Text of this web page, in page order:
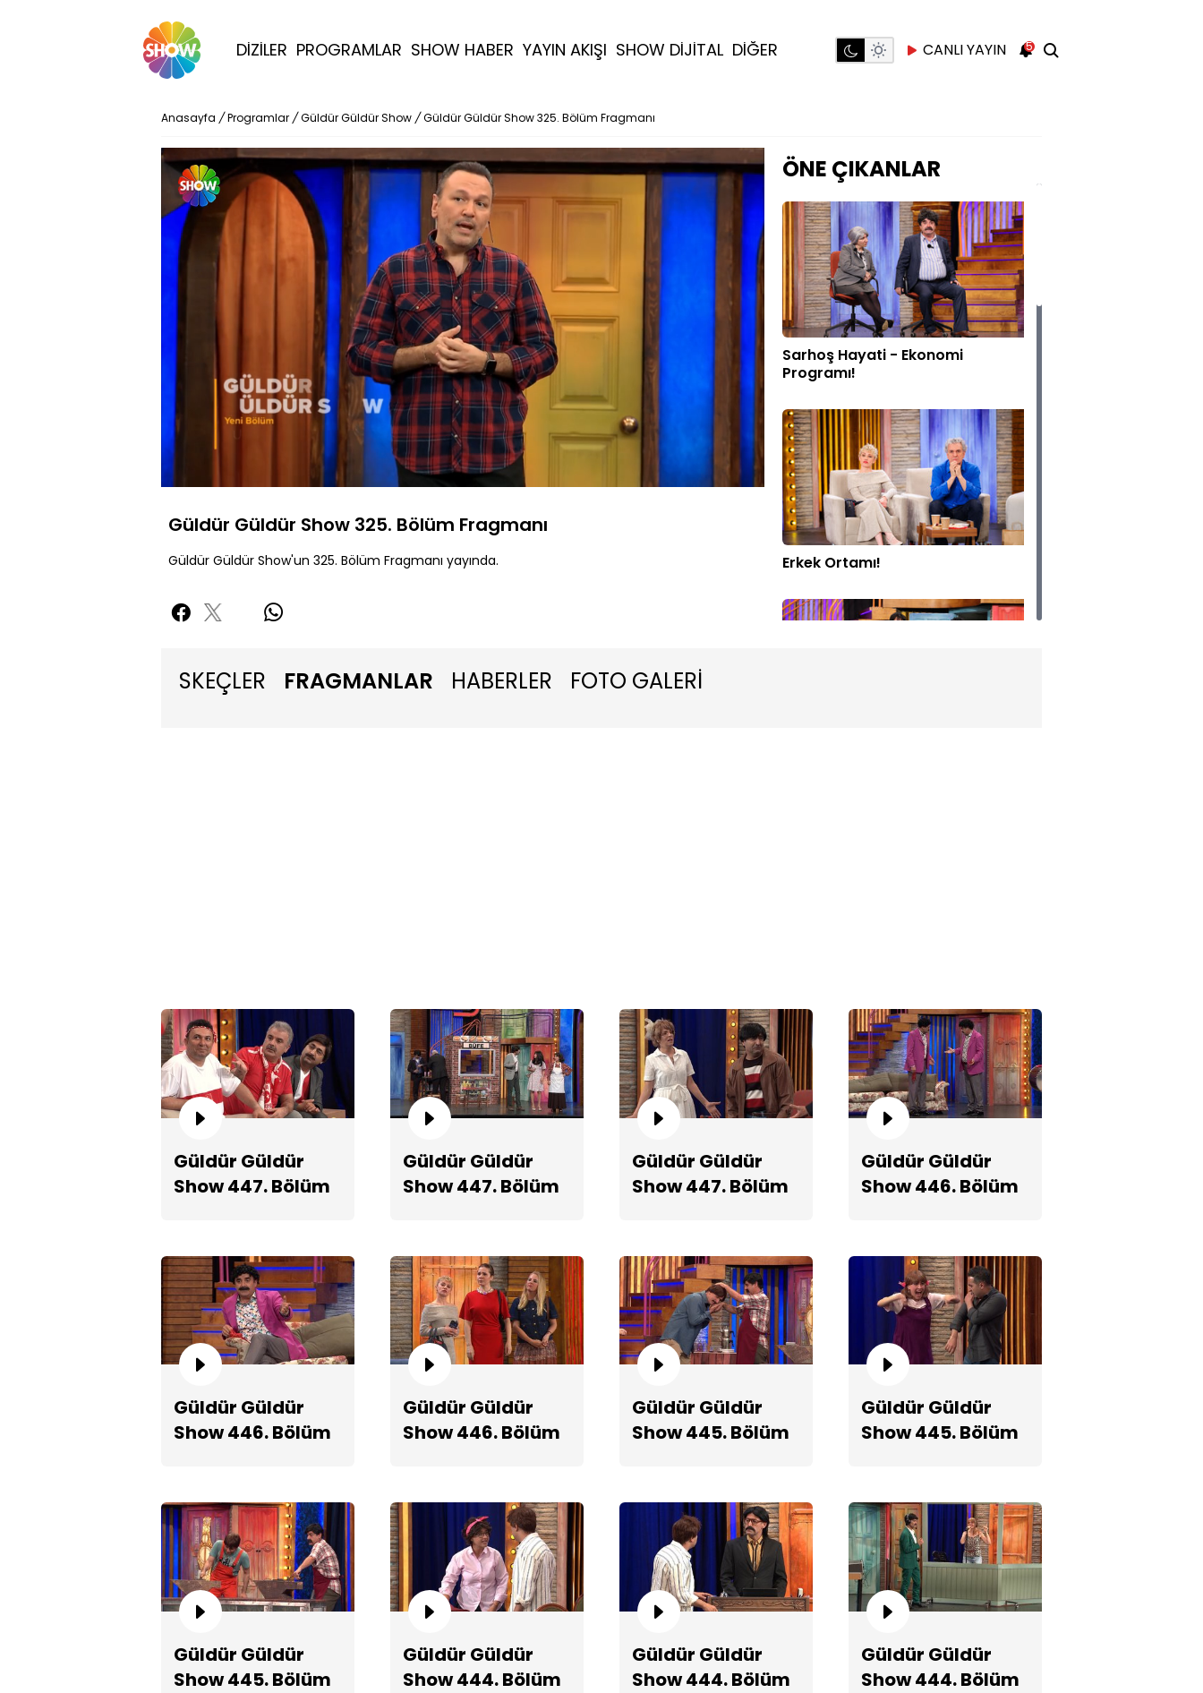
DİZİLER PROGRAMLAR SHOW HABER YAYIN AKIŞI SHOW DİJİTAL DİĞER CANLI YAYIN 5
Anasayfa / Programlar / Güldür Güldür Show / Güldür Güldür Show 325. Bölüm Fragmanı
Yüklendi
48.64%
Oynatma
Güldür Güldür Show 325. Bölüm Fragmanı
Güldür Güldür Show'un 325. Bölüm Fragmanı yayında.
ÖNE ÇIKANLAR
Sarhoş Hayati - Ekonomi
Programı!
Erkek Ortamı!
Yeter Yakalayan Hansel ve
Gretel’i Arıyor!
Kadın Pavyonu!
Yeter Bana Aşık!
SKEÇLER FRAGMANLAR HABERLER FOTO GALERİ
Güldür Güldür
Show 447. Bölüm
Güldür Güldür
Show 447. Bölüm
Güldür Güldür
Show 447. Bölüm
Güldür Güldür
Show 446. Bölüm
Güldür Güldür
Show 446. Bölüm
Güldür Güldür
Show 446. Bölüm
Güldür Güldür
Show 445. Bölüm
Güldür Güldür
Show 445. Bölüm
Güldür Güldür
Show 445. Bölüm
Güldür Güldür
Show 444. Bölüm
Güldür Güldür
Show 444. Bölüm
Güldür Güldür
Show 444. Bölüm